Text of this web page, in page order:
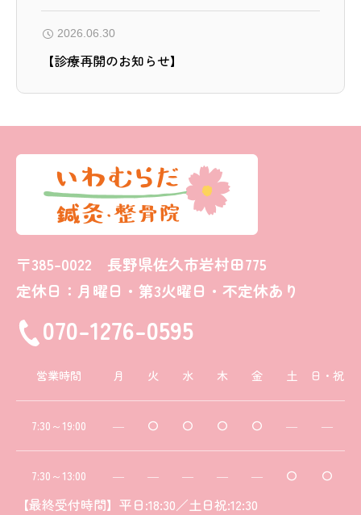
2026.06.30
【診療再開のお知らせ】
〒385-0022 長野県佐久市岩村田775
定休日：月曜日・第3火曜日・不定休あり
070-1276-0595
営業時間 月 火 水 木 金 土 日・祝
7:30～19:00 ― 〇 〇 〇 〇 ― ―
7:30～13:00 ― ― ― ― ― 〇 〇
【最終受付時間】平日:18:30／土日祝:12:30